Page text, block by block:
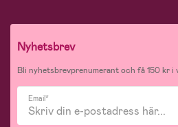
Nyhetsbrev
Bli nyhetsbrevprenumerant och få 150 kr i
Email*